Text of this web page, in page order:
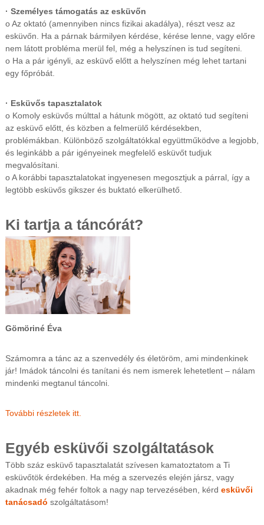
· Személyes támogatás az esküvőn
o Az oktató (amennyiben nincs fizikai akadálya), részt vesz az
esküvőn. Ha a párnak bármilyen kérdése, kérése lenne, vagy előre
nem látott probléma merül fel, még a helyszínen is tud segíteni.
o Ha a pár igényli, az esküvő előtt a helyszínen még lehet tartani
egy főpróbát.
· Esküvős tapasztalatok
o Komoly esküvős múlttal a hátunk mögött, az oktató tud segíteni
az esküvő előtt, és közben a felmerülő kérdésekben,
problémákban. Különböző szolgáltatókkal együttműködve a legjobb,
és leginkább a pár igényeinek megfelelő esküvőt tudjuk
megvalósítani.
o A korábbi tapasztalatokat ingyenesen megosztjuk a párral, így a
legtöbb esküvős gikszer és buktató elkerülhető.
Ki tartja a táncórát?
Gömöriné Éva
Számomra a tánc az a szenvedély és életöröm, ami mindenkinek
jár! Imádok táncolni és tanítani és nem ismerek lehetetlent – nálam
mindenki megtanul táncolni.
További részletek itt.
Egyéb esküvői szolgáltatások
Több száz esküvő tapasztalatát szívesen kamatoztatom a Ti
esküvőtök érdekében. Ha még a szervezés elején jársz, vagy
akadnak még fehér foltok a nagy nap tervezésében, kérd esküvői
tanácsadó szolgáltatásom!